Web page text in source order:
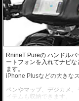
RnineT Pureの ハンドル
ートフォンを入れてナビ
ます。
iPhone Plusなどの大きな
ペンやマップ、デジカメ
イテムも収納できます。